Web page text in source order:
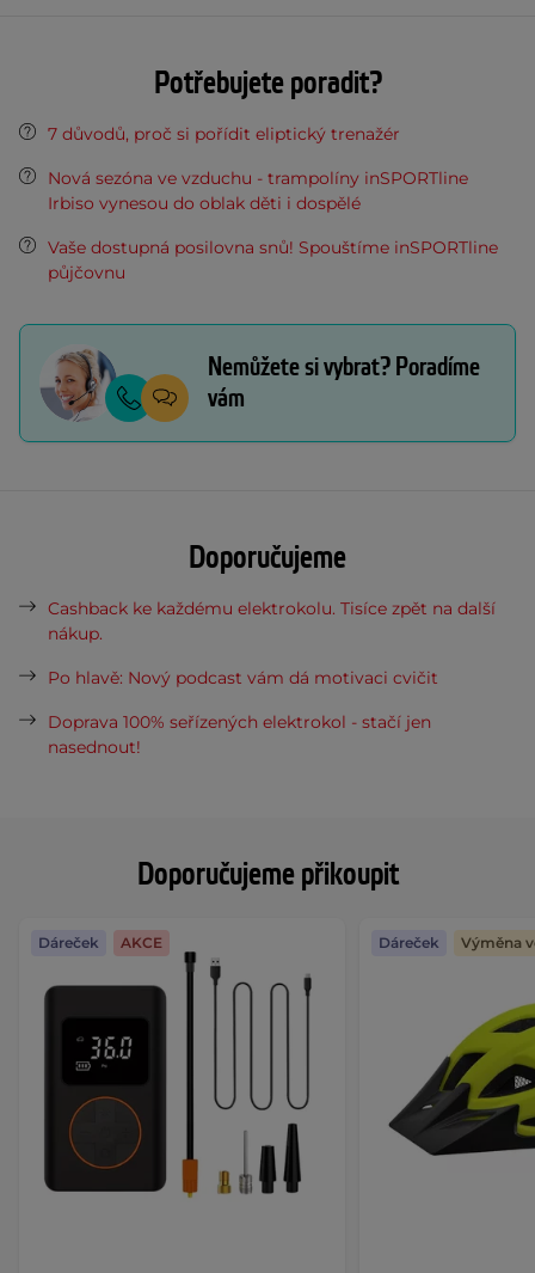
Doporučujeme přikoupit
Dáreček AKCE Dáreček Výměna
Potřebujete poradit?
7 důvodů, proč si pořídit eliptický trenažér
Nová sezóna ve vzduchu - trampolíny inSPORTline
Irbiso vynesou do oblak děti i dospělé
Vaše dostupná posilovna snů! Spouštíme inSPORTline
půjčovnu
Nemůžete si vybrat? Poradíme
vám
Doporučujeme
Cashback ke každému elektrokolu. Tisíce zpět na další
nákup.
Po hlavě: Nový podcast vám dá motivaci cvičit
Doprava 100% seřízených elektrokol - stačí jen
nasednout!